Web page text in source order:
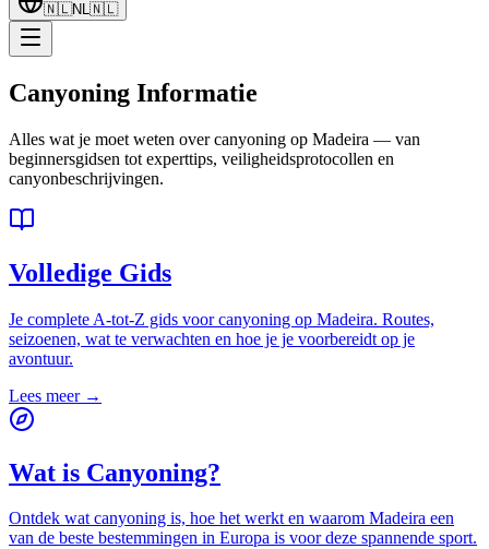
🇳🇱NL🇳🇱
Canyoning Informatie
Alles wat je moet weten over canyoning op Madeira — van
beginnersgidsen tot experttips, veiligheidsprotocollen en
canyonbeschrijvingen.
Volledige Gids
Je complete A-tot-Z gids voor canyoning op Madeira. Routes,
seizoenen, wat te verwachten en hoe je je voorbereidt op je
avontuur.
Lees meer→
Wat is Canyoning?
Ontdek wat canyoning is, hoe het werkt en waarom Madeira een
van de beste bestemmingen in Europa is voor deze spannende sport.